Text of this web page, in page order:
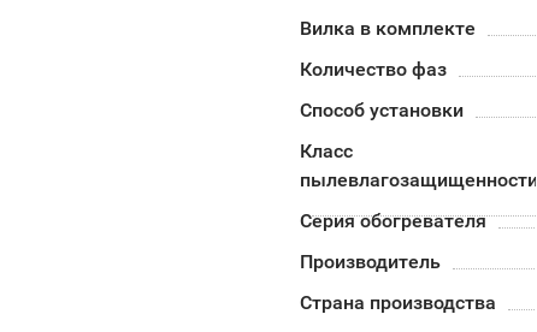
Вилка в комплекте
Количество фаз
Способ установки
Класс
пылевлагозащищенности
Серия обогревателя
Производитель
Страна производства